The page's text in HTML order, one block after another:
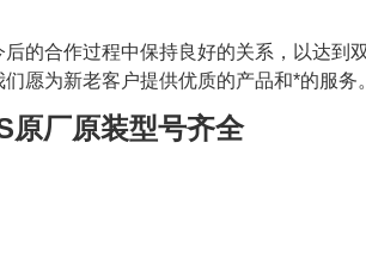
的合作过程中保持良好的关系，以达到
愿为新老客户提供优质的产品和*的服务
原厂原装型号齐全